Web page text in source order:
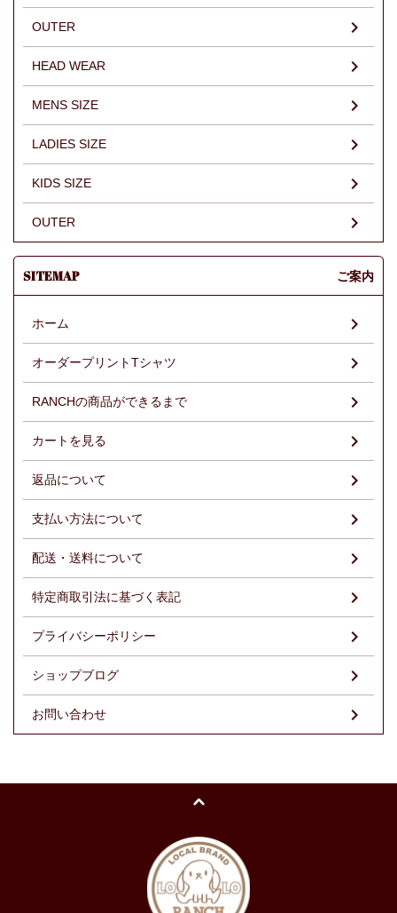
OUTER
HEAD WEAR
MENS SIZE
LADIES SIZE
KIDS SIZE
OUTER
SITEMAP ご案内
ホーム
オーダープリントTシャツ
RANCHの商品ができるまで
カートを見る
返品について
支払い方法について
配送・送料について
特定商取引法に基づく表記
プライバシーポリシー
ショップブログ
お問い合わせ